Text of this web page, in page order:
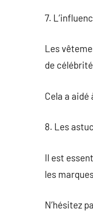
7.
Les
de
Cela a
8. Les
Il est
les
N’hésitez